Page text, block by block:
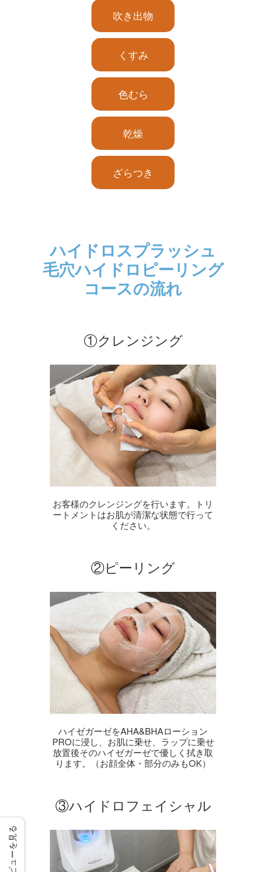
吹き出物
くすみ
色むら
乾燥
ざらつき
ハイドロスプラッシュ
毛穴ハイドロピーリング
コースの流れ
①クレンジング
お客様のクレンジングを行います。トリ
ートメントはお肌が清潔な状態で行って
ください。
②ピーリング
ハイゼガーゼをAHA&BHAローション
PROに浸し、お肌に乗せ、ラップに乗せ
放置後そのハイゼガーゼで優しく拭き取
ります。（お顔全体・部分のみもOK）
③ハイドロフェイシャル
レビューを見る